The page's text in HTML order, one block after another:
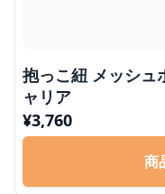
抱っこ紐 メッシュ
ャリア
¥3,760
商